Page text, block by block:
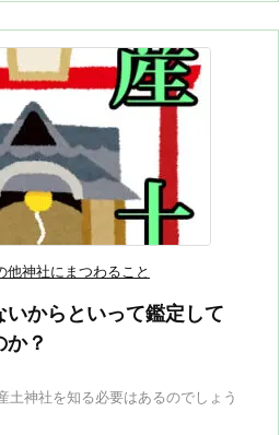
他神社にまつわること
からといって鑑定して
か？
土神社を知る必要はあるのでしょう